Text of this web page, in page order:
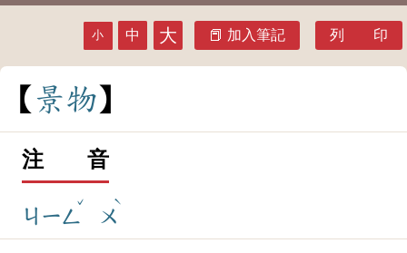
小 中 大 加入筆記 列 印
景物
注 音
ㄐㄧㄥ
ˇ
ㄨ
ˋ